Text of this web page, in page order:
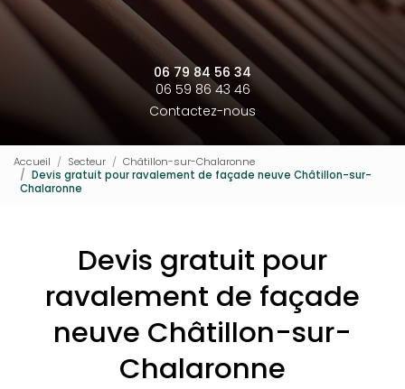
06 79 84 56 34
06 59 86 43 46
Contactez-nous
Accueil Secteur
Châtillon-sur-Chalaronne
Devis gratuit pour ravalement de façade neuve Châtillon-sur-
Chalaronne
Devis gratuit pour
ravalement de façade
neuve Châtillon-sur-
Chalaronne